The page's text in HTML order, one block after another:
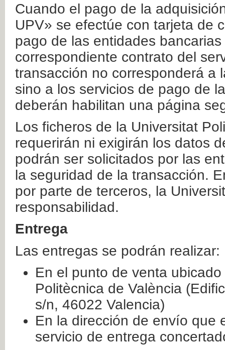
Cuando el pago de la
UPV» se efectúe con tarjeta de
pago de las entidades
correspondiente contrato del
transacción no corresponderá a
sino a los servicios de pago de
deberán habilitan una página
Los ficheros de la Universitat
requerirán ni exigirán los datos
podrán ser solicitados por las
la seguridad de la transacción.
por parte de terceros, la
responsabilidad.
Entrega
Las entregas se podrán realizar:
En el punto de venta
Politècnica de València
s/n, 46022 Valencia)
En la dirección de envío que
servicio de entrega